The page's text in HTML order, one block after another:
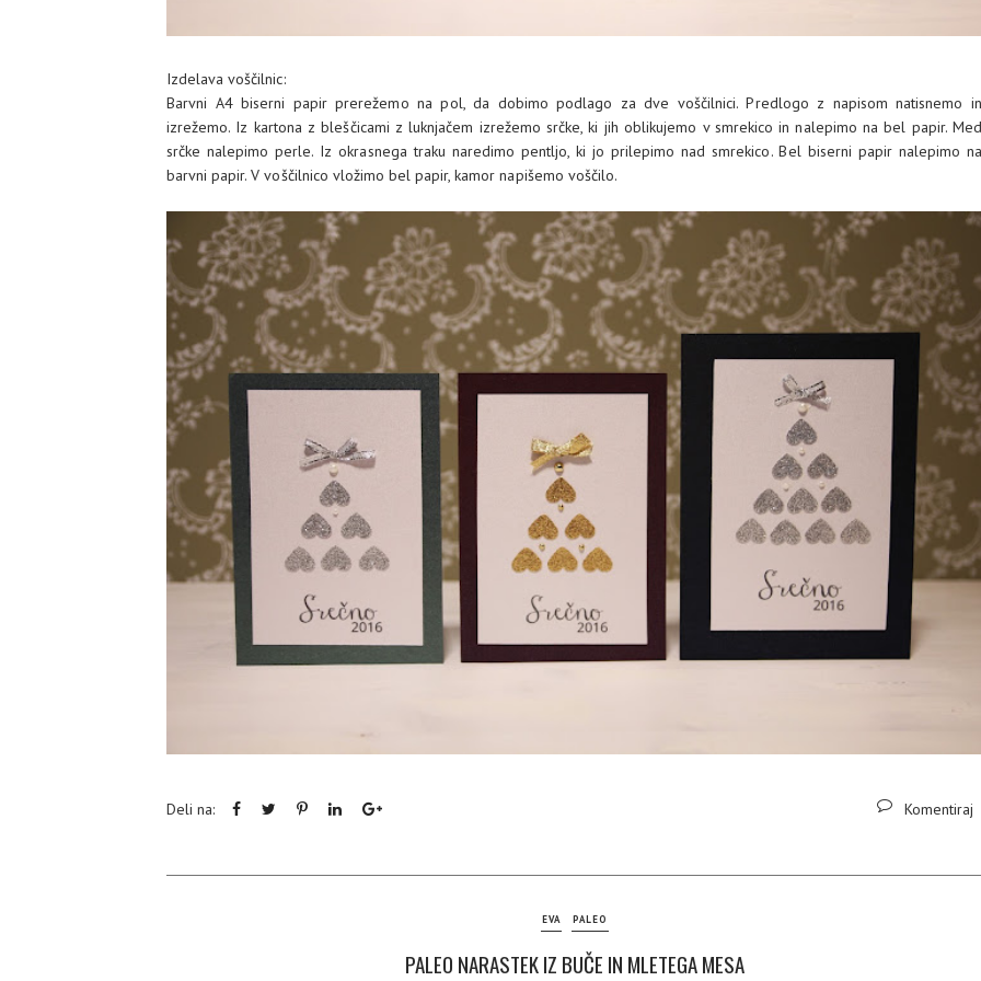
Izdelava voščilnic:
Barvni A4 biserni papir prerežemo na pol, da dobimo podlago za dve voščilnici. Predlogo z napisom natisnemo in
izrežemo. Iz kartona z bleščicami z luknjačem izrežemo srčke, ki jih oblikujemo v smrekico in nalepimo na bel papir. Med
srčke nalepimo perle. Iz okrasnega traku naredimo pentljo, ki jo prilepimo nad smrekico. Bel biserni papir nalepimo na
barvni papir. V voščilnico vložimo bel papir, kamor napišemo voščilo.
Deli na: Komentiraj
EVA PALEO
PALEO NARASTEK IZ BUČE IN MLETEGA MESA